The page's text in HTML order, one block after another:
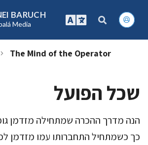
BARUCH
Media
chevron_right The Mind of the Operator
שכל הפועל
הנה מדרך ההכרה שמתחילה מזדמן
כך כשמתחיל התחברותו עמו מזדמן